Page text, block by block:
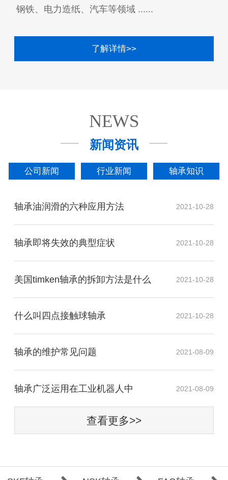
钢铁、电力造纸、汽车等领域 ......
了解详情>>
NEWS
新闻资讯
公司新闻 行业新闻 轴承知识
轴承油润滑的六种应用方法 2021-10-28
轴承即将失效的典型症状 2021-10-28
美国timken轴承的拆卸方法是什么 2021-10-28
什么叫四点接触球轴承 2021-10-28
轴承的维护常见问题 2021-08-09
​轴承广泛运用在工业机器人中 2021-08-09
查看更多>>